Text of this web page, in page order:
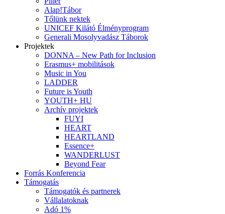
Alap!Tábor
Tőlünk nektek
UNICEF Kilátó Élményprogram
Generali Mosolyvadász Táborok
Projektek
DONNA – New Path for Inclusion
Erasmus+ mobilitások
Music in You
LADDER
Future is Youth
YOUTH+ HU
Archív projektek
FUYI
HEART
HEARTLAND
Essence+
WANDERLUST
Beyond Fear
Forrás Konferencia
Támogatás
Támogatók és partnerek
Vállalatoknak
Adó 1%